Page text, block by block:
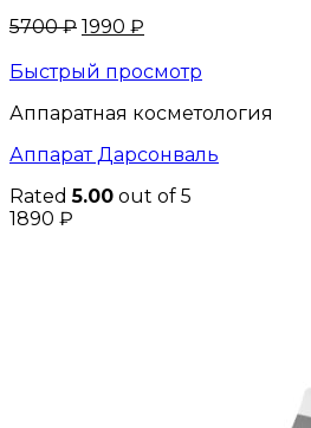
5700₽ Original
was:
1990 ₽
is:
Быстрый просмотр
Аппаратная косметология
Аппарат Дарсонваль
Rated5.00 out of 5
1890 ₽